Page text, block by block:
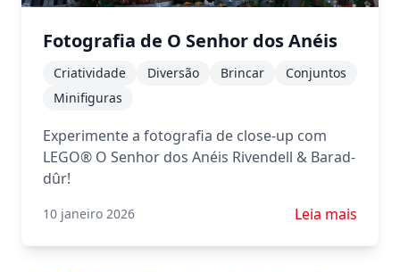
Fotografia de O Senhor dos Anéis
Criatividade Diversão Brincar
Conjuntos
Minifiguras
Experimente a fotografia de close-up com
LEGO® O Senhor dos Anéis Rivendell & Barad-
dûr!
10 janeiro 2026 Saiba mais
Leia mais